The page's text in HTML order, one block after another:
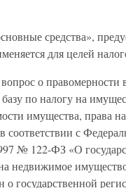
средства»,
для целей
о правомерности
по налогу на
имущества, права
соответствии с
№ 122-ФЗ «О
недвижимое
о государственной